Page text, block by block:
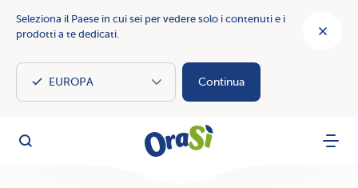
Seleziona il Paese in cui sei per vedere solo i contenuti e i
prodotti a te dedicati.
Continua
OraSì
Cerca Menu